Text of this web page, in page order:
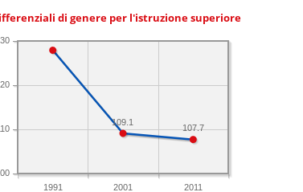
di genere per l'istruzione superiore
1991 2001 2011
107.7
109.1